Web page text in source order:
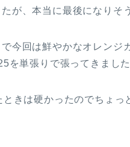
が、本当に最後になりそ
で今回は鮮やかなオレンジ
を単張りで張ってきました
ときは硬かったのでちょっ